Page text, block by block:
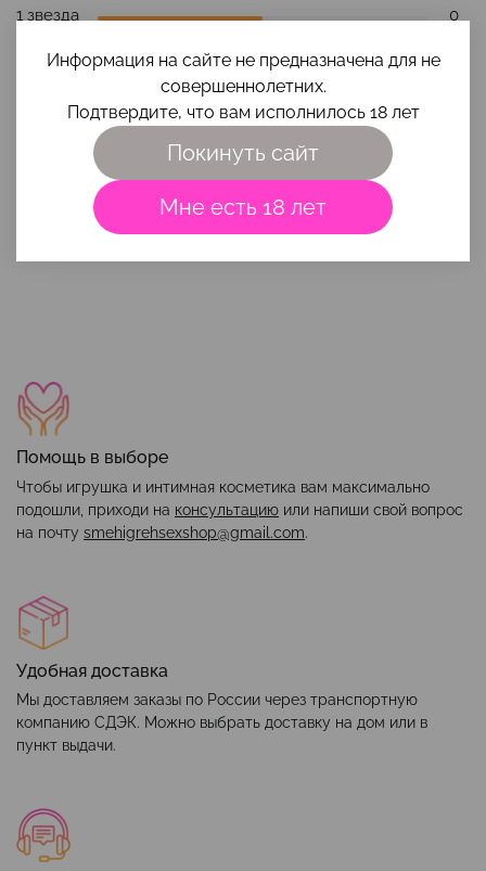
Отзывов еще никто не оставлял
1 звезда 0
Оставить отзыв
Наши преимущества
Помощь в выборе
Чтобы игрушка и интимная косметика вам максимально
подошли, приходи на консультацию или напиши свой вопрос
на почту smehigrehsexshop@gmail.com.
Удобная доставка
Мы доставляем заказы по России через транспортную
компанию СДЭК. Можно выбрать доставку на дом или в
пункт выдачи.
Информация на сайте не предназначена для не
совершеннолетних.
Подтвердите, что вам исполнилось 18 лет
Покинуть сайт
Мне есть 18 лет